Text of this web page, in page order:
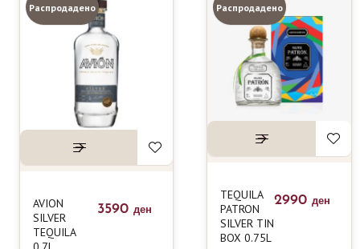
Распродадено
AVION
SILVER
TEQUILA
3590 ден
Распродадено
TEQUILA
PATRON
SILVER TIN
BOX 0.75L
2990 ден